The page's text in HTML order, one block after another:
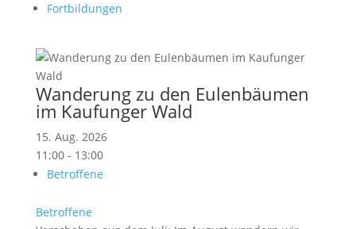
Fortbildungen
Wanderung zu den Eulenbäumen
im Kaufunger Wald
15. Aug. 2026
11:00 - 13:00
Betroffene
Betroffene